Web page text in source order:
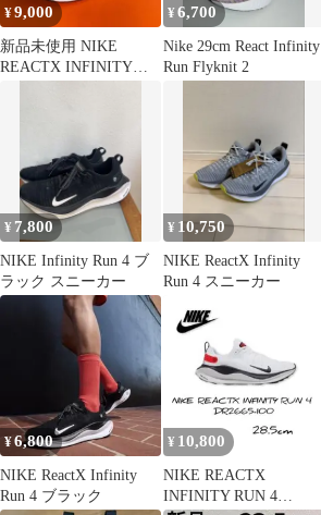
¥9,000
新品未使用 NIKE
REACTX INFINITY
¥6,700
Nike 29cm React Infinity
Run Flyknit 2
¥ 7,800
NIKE Infinity Run 4 ブ
ラック スニーカー
¥ 10,750
NIKE ReactX Infinity
Run 4 スニーカー
¥6,800
NIKE ReactX Infinity
Run 4 ブラック
¥ 10,800
NIKE REACTX
INFINITY RUN 4